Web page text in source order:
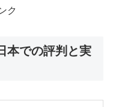
ク
本での評判と実